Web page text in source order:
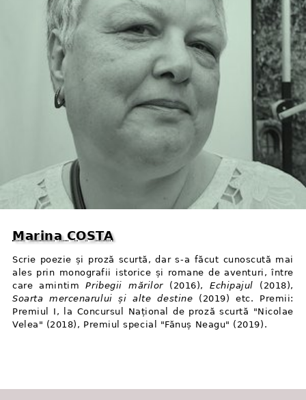
Marina COSTA
Scrie poezie și proză scurtă, dar s⁠-⁠a făcut cunoscută mai
ales prin monografii istorice și romane de aventuri, între
care amintimPribegii mărilor(2016),Echipajul (2018),
Soarta mercenarului și alte destine (2019) etc. Premii:
Premiul I, la Concursul Național de proză scurtă "Nicolae
Velea" (2018), Premiul special "Fănuș Neagu" (2019).